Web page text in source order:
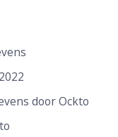
door inwoner
gegevens
door Ockto